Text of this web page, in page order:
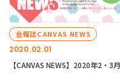
2020.02.01
会報誌CANVAS NEWS
【CANVAS NEWS】2020年2・3